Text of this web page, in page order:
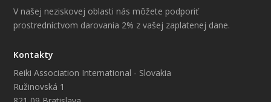
V našej neziskovej oblasti nás môžete podporiť
prostredníctvom darovania 2% z vašej zaplatenej dane.
Kontakty
Reiki Association International - Slovakia
Ružinovská 1